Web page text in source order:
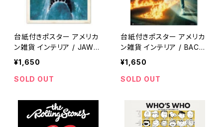
台紙付きポスター アメリカ
ン雑貨 インテリア / JAWS
Poster / metal wall dec
or garage decor 【A45
9】
¥1,650
SOLD OUT
台紙付きポスター アメリカ
ン雑貨 インテリア / BACK
TO THE FUTURE metal
wall decor garage deco
r 【A458】
¥1,650
SOLD OUT